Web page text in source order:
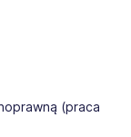
(praca